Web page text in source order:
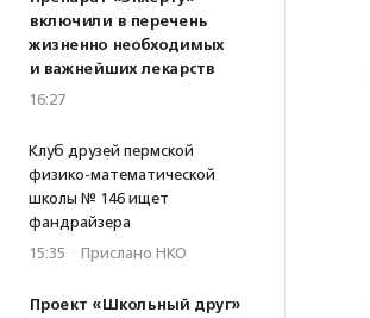
включили в перечень
жизненно необходимых
и важнейших лекарств
16:27
Клуб друзей пермской
физико-математической
школы № 146 ищет
фандрайзера
15:35 · Прислано НКО
Проект «Школьный друг»